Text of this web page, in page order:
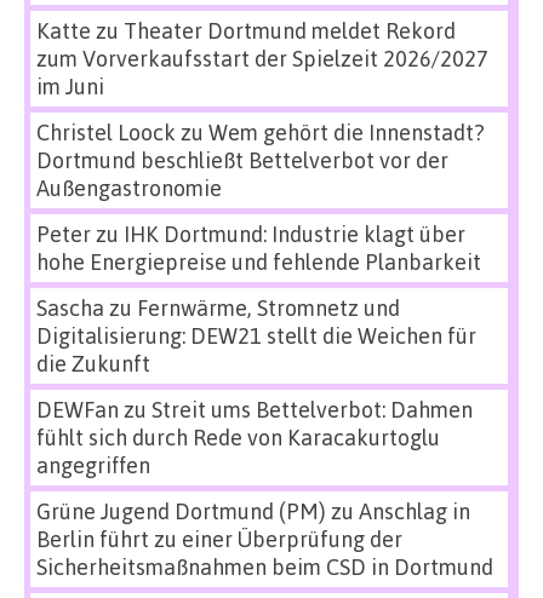
Katte zu Theater Dortmund meldet Rekord
zum Vorverkaufsstart der Spielzeit 2026/2027
im Juni
Christel Loock zu Wem gehört die Innenstadt?
Dortmund beschließt Bettelverbot vor der
Außengastronomie
Peterzu IHK Dortmund: Industrie klagt über
hohe Energiepreise und fehlende Planbarkeit
Sascha zu Fernwärme, Stromnetz und
Digitalisierung: DEW21 stellt die Weichen für
die Zukunft
DEWFan zu Streit ums Bettelverbot: Dahmen
fühlt sich durch Rede von Karacakurtoglu
angegriffen
Grüne Jugend Dortmund (PM) zu Anschlag in
Berlin führt zu einer Überprüfung der
Sicherheitsmaßnahmen beim CSD in Dortmund